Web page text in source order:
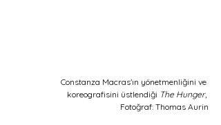
Constanza Macras'ın yönetmenliğini ve
koreografisini üstlendiği The Hunger,
Fotoğraf: Thomas Aurin